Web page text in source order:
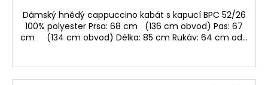
Dámský hnědý cappuccino kabát s kapucí BPC 52/26
100% polyester Prsa: 68 cm (136 cm obvod) Pas: 67
cm (134 cm obvod) Délka: 85 cm Rukáv: 64 cm od...